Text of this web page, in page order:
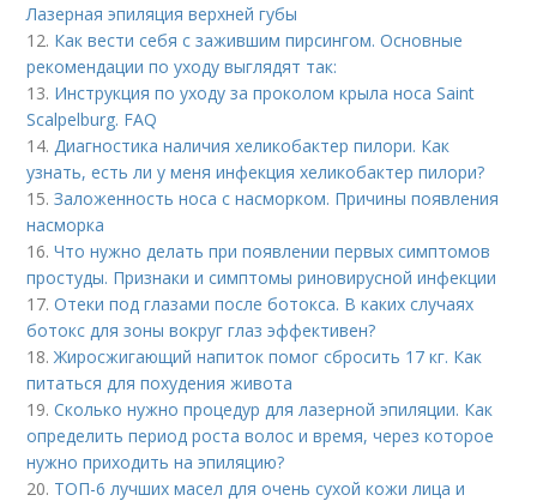
Лазерная эпиляция верхней губы
12. Как вести себя с зажившим пирсингом. Основные
рекомендации по уходу выглядят так:
13. Инструкция по уходу за проколом крыла носа Saint
Scalpelburg. FAQ
14.Диагностика наличия хеликобактер пилори. Как
узнать, есть ли у меня инфекция хеликобактер пилори?
15.Заложенность носа с насморком. Причины появления
насморка
16.Что нужно делать при появлении первых симптомов
простуды. Признаки и симптомы риновирусной инфекции
17.Отеки под глазами после ботокса. В каких случаях
ботокс для зоны вокруг глаз эффективен?
18.Жиросжигающий напиток помог сбросить 17 кг. Как
питаться для похудения живота
19.Сколько нужно процедур для лазерной эпиляции. Как
определить период роста волос и время, через которое
нужно приходить на эпиляцию?
20. ТОП-6 лучших масел для очень сухой кожи лица и